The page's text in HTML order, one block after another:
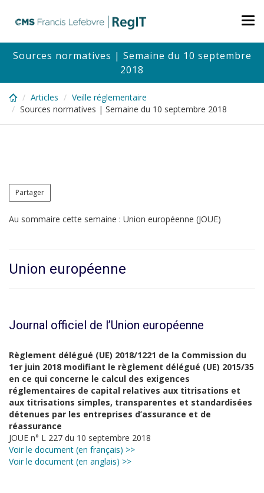
content
Sources normatives | Semaine du 10 septembre
2018
Articles
Veille réglementaire
Sources normatives | Semaine du 10 septembre 2018
Partager
Au sommaire cette semaine : Union européenne (JOUE)
Union européenne
Journal officiel de l’Union européenne
Règlement délégué (UE) 2018/1221 de la Commission du
1er juin 2018 modifiant le règlement délégué (UE) 2015/35
en ce qui concerne le calcul des exigences
réglementaires de capital relatives aux titrisations et
aux titrisations simples, transparentes et standardisées
détenues par les entreprises d’assurance et de
réassurance
JOUE n° L 227 du 10 septembre 2018
Voir le document (en français) >>
Voir le document (en anglais) >>